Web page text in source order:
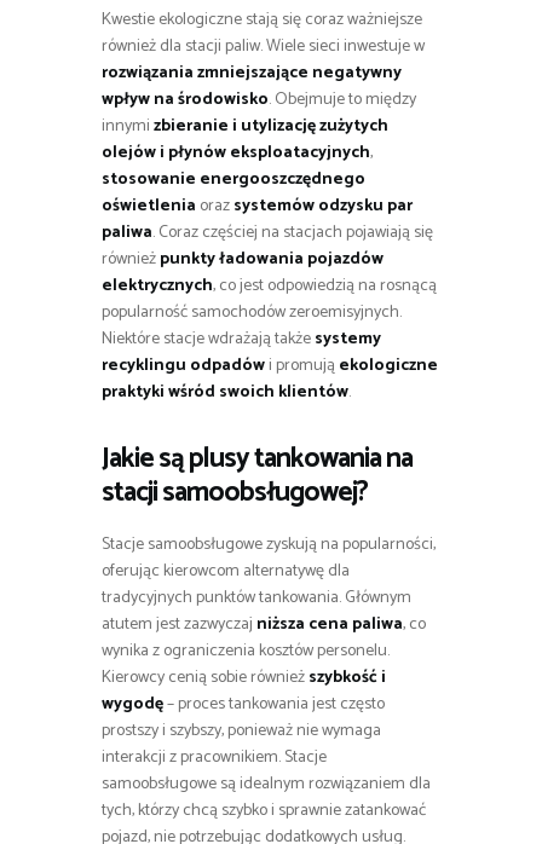
Kwestie ekologiczne stają się coraz ważniejsze
również dla stacji paliw. Wiele sieci inwestuje w
rozwiązania zmniejszające negatywny
wpływ na środowisko. Obejmuje to między
innymizbieranie i utylizację zużytych
olejów i płynów eksploatacyjnych,
stosowanie energooszczędnego
oświetlenia orazsystemów odzysku par
paliwa. Coraz częściej na stacjach pojawiają się
równieżpunkty ładowania pojazdów
elektrycznych, co jest odpowiedzią na rosnącą
popularność samochodów zeroemisyjnych.
Niektóre stacje wdrażają takżesystemy
recyklingu odpadówi promująekologiczne
praktyki wśród swoich klientów.
Jakie są plusy tankowania na
stacji samoobsługowej?
Stacje samoobsługowe zyskują na popularności,
oferując kierowcom alternatywę dla
tradycyjnych punktów tankowania. Głównym
atutem jest zazwyczaj niższa cena paliwa, co
wynika z ograniczenia kosztów personelu.
Kierowcy cenią sobie równieższybkość i
wygodę– proces tankowania jest często
prostszy i szybszy, ponieważ nie wymaga
interakcji z pracownikiem. Stacje
samoobsługowe są idealnym rozwiązaniem dla
tych, którzy chcą szybko i sprawnie zatankować
pojazd, nie potrzebując dodatkowych usług.